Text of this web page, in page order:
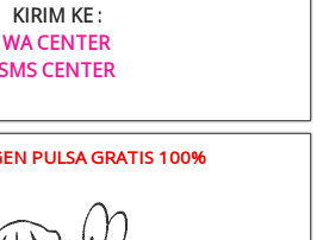
KIRIM KE :
WA CENTER
CENTER
PULSA GRATIS 100%